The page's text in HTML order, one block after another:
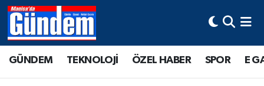
GÜNDEM TEKNOLOJİ ÖZEL HABER SPOR E
Manisa Hava Durumu